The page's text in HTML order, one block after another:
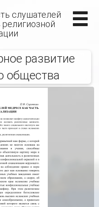
слушателей
развитие
общества